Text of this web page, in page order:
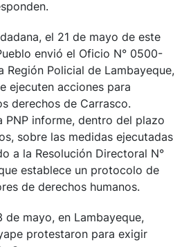
el 21 de mayo de este
envió el Oficio N° 0500-
Región Policial de Lambayeque,
ejecuten acciones para
derechos de Carrasco.
PNP informe, dentro del plazo
sobre las medidas ejecutadas
a la Resolución Directoral N°
establece un protocolo de
de derechos humanos.
de mayo, en Lambayeque,
protestaron para exigir